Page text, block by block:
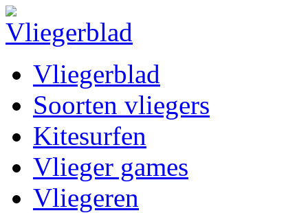
Vliegerblad
Soorten vliegers
Kitesurfen
Vlieger games
Vliegeren